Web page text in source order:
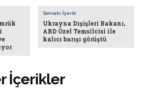
İçerikler
Sonraki İçerik
Ukrayna Dışişleri Bakanı,
ABD Özel Temsilcisi ile
kalıcı barışı görüştü